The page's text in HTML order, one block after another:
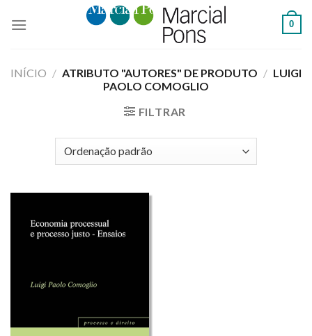
0
INÍCIO / ATRIBUTO "AUTORES" DE PRODUTO / LUIGI
PAOLO COMOGLIO
FILTRAR